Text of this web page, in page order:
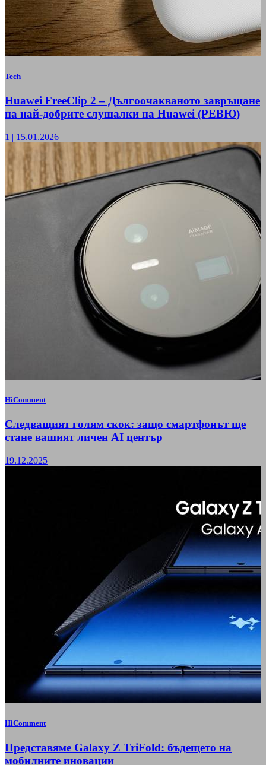
Tech
Huawei FreeClip 2 – Дългоочакваното завръщане
на най-добрите слушалки на Huawei (РЕВЮ)
1 | 15.01.2026
HiComment
Следващият голям скок: защо смартфонът ще
стане вашият личен AI център
19.12.2025
HiComment
Представяме Galaxy Z TriFold: бъдещето на
мобилните иновации